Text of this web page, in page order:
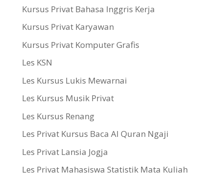
Kursus Privat Bahasa Inggris Kerja
Kursus Privat Karyawan
Kursus Privat Komputer Grafis
Les KSN
Les Kursus Lukis Mewarnai
Les Kursus Musik Privat
Les Kursus Renang
Les Privat Kursus Baca Al Quran Ngaji
Les Privat Lansia Jogja
Les Privat Mahasiswa Statistik Mata Kuliah